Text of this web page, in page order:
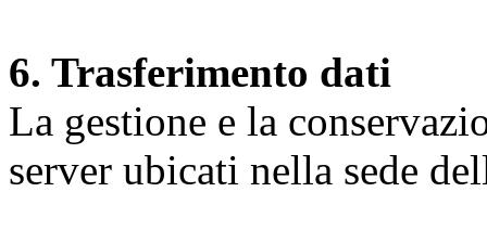
6. Trasferimento dati
La gestione e la
server ubicati nella sede